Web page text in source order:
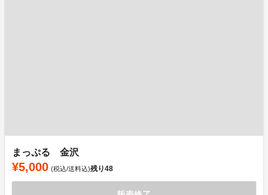
まっぷる 金沢
¥5,000 (税込/送料込)残り48